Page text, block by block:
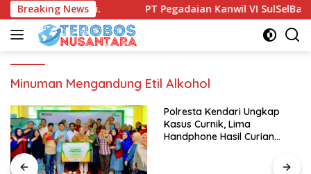
Breaking News
PT Pegadaian Kanwil VI SulSelBarRa Maluku Luncurkan
Minuman Mengandung Etil Alkohol
Polresta Kendari Ungkap
Kasus Curnik, Lima
Handphone Hasil Curian